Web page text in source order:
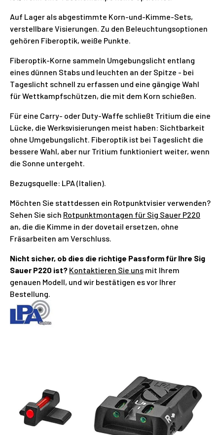
Auf Lager als abgestimmte Korn-und-Kimme-Sets,
verstellbare Visierungen. Zu den Beleuchtungsoptionen
gehören Fiberoptik, weiße Punkte.
Fiberoptik-Korne sammeln Umgebungslicht entlang
eines dünnen Stabs und leuchten an der Spitze - bei
Tageslicht schnell zu erfassen und eine gängige Wahl
für Wettkampfschützen, die mit dem Korn schießen.
Für eine Carry- oder Duty-Waffe schließt Tritium die eine
Lücke, die Werksvisierungen meist haben: Sichtbarkeit
ohne Umgebungslicht. Fiberoptik ist bei Tageslicht die
bessere Wahl, aber nur Tritium funktioniert weiter, wenn
die Sonne untergeht.
Bezugsquelle: LPA (Italien).
Möchten Sie stattdessen ein Rotpunktvisier verwenden?
Sehen Sie sich Rotpunktmontagen für Sig Sauer P220
an, die die Kimme in der dovetail ersetzen, ohne
Fräsarbeiten am Verschluss.
Nicht sicher, ob dies die richtige Passform für Ihre Sig
Sauer P220 ist? Kontaktieren Sie uns mit Ihrem
genauen Modell, und wir bestätigen es vor Ihrer
Bestellung.